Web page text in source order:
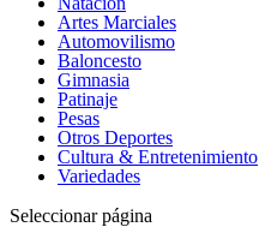
Artes Marciales
Automovilismo
Baloncesto
Gimnasia
Patinaje
Pesas
Otros Deportes
Cultura & Entretenimiento
Variedades
Seleccionar página